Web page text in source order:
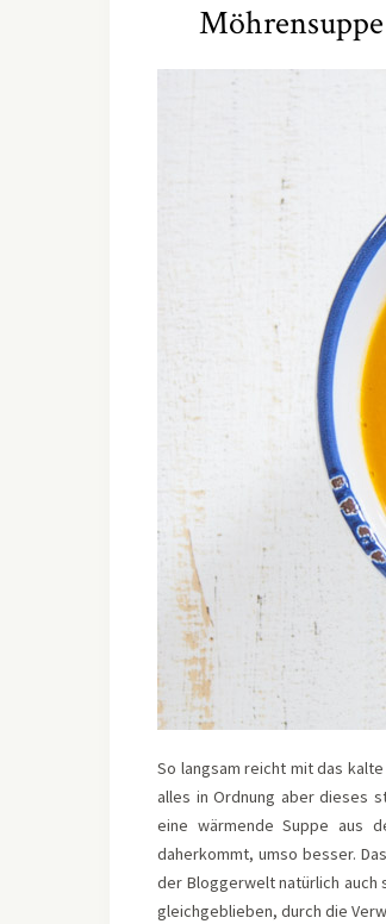
So langsam reicht mit das
alles in Ordnung aber dieses
eine wärmende Suppe aus
daherkommt, umso besser.
der Bloggerwelt natürlich auch
gleichgeblieben, durch die